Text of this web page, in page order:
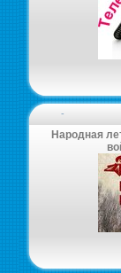
-
Народная